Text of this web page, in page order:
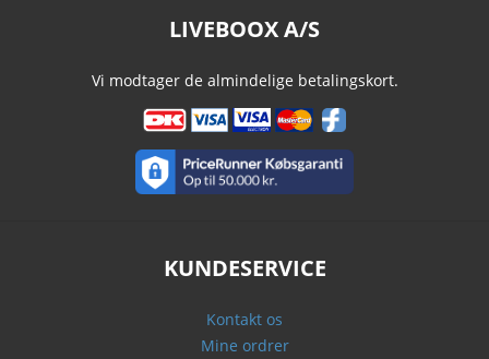
LIVEBOOX A/S
Vi modtager de almindelige betalingskort.
KUNDESERVICE
Kontakt os
Mine ordrer